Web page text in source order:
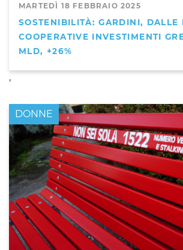
MARTEDÌ 18 FEBBRAIO 2025
SOSTENIBILITÀ: GARDINI, DALLE
COOPERATIVE INVESTIMENTI
MLD, +26%
,
DONNE